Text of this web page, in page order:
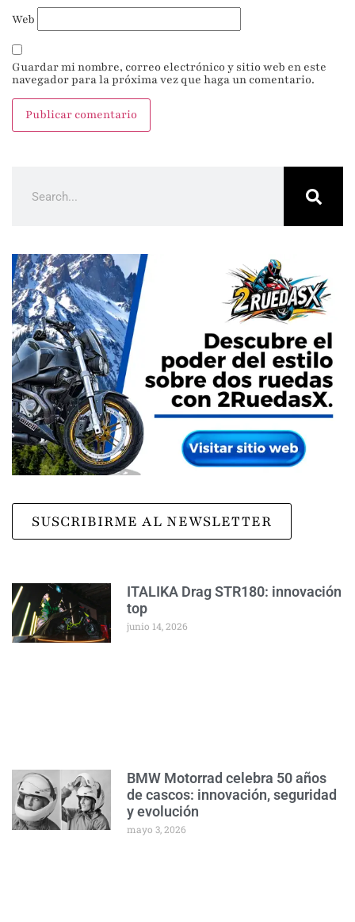
Web
Guardar mi nombre, correo electrónico y sitio web en este
navegador para la próxima vez que haga un comentario.
SUSCRIBIRME AL NEWSLETTER
ITALIKA Drag STR180: innovación
top
junio 14, 2026
BMW Motorrad celebra 50 años
de cascos: innovación, seguridad
y evolución
mayo 3, 2026